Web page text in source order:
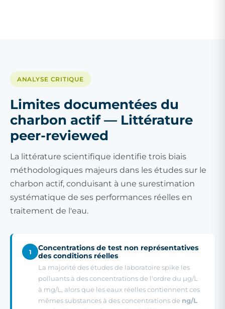
ANALYSE CRITIQUE
Limites documentées du
charbon actif — Littérature
peer-reviewed
La littérature scientifique identifie trois biais
méthodologiques majeurs dans les études sur le
charbon actif, conduisant à une surestimation
systématique de ses performances réelles en
traitement de l'eau.
1
Concentrations de test non représentatives
des conditions réelles
La majorité des études de laboratoire spike les
polluants à des concentrations de l'ordre du µg/L
à mg/L, alors que les eaux réelles contiennent ces
mêmes substances à des concentrations de ng/L